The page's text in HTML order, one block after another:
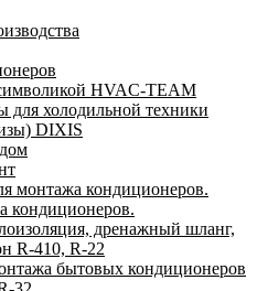
HVAC-TEAM
холодильной техники
DIXIS
монтажа кондиционеров.
кондиционеров.
дренажный шланг,
R-410, R-22
бытовых кондиционеров